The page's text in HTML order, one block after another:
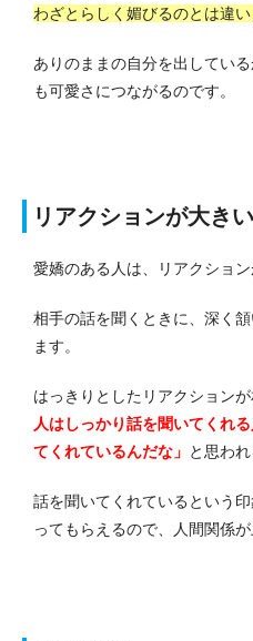
わざとらしく媚びるのとは違
ありのままの自分を出してい
も可愛さにつながるのです。
リアクションが大きい
愛嬌のある人は、リアクショ
相手の話を聞くときに、深く
ます。
はっきりとしたリアクションが
人はしっかり話を聞いてくれ
てくれているんだな」 と思われ
話を聞いてくれているという
ってもらえるので、人間関係